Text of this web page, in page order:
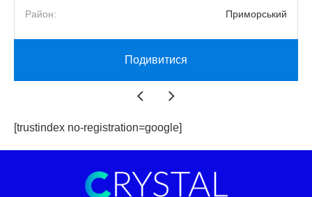
Район:
Приморський
Подивитися
[trustindex no-registration=google]